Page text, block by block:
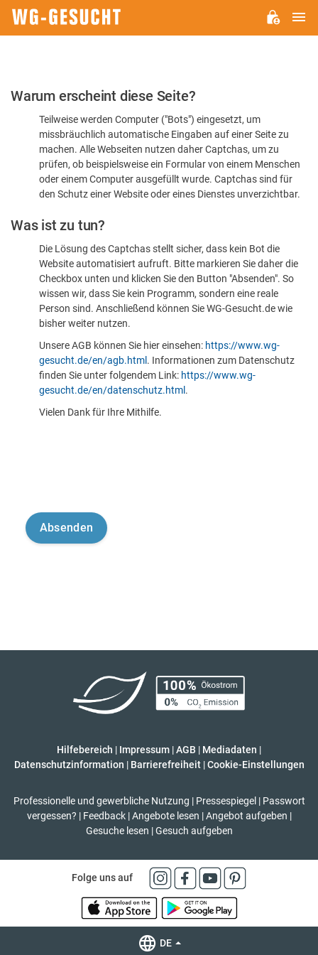
Bitte
dass
sind
Warum erscheint diese Seite?
Teilweise werden Computer ("Bots") eingesetzt, um
missbräuchlich automatische Eingaben auf einer Seite zu
machen. Alle Webseiten nutzen daher Captchas, um zu
prüfen, ob beispielsweise ein Formular von einem Menschen
oder einem Computer ausgefüllt wurde. Captchas sind für
den Schutz einer Website oder eines Dienstes unverzichtbar.
Was ist zu tun?
Die Lösung des Captchas stellt sicher, dass kein Bot die
Website automatisiert aufruft. Bitte markieren Sie daher die
Checkbox unten und klicken Sie den Button "Absenden". So
wissen wir, dass Sie kein Programm, sondern eine reale
Person sind. Anschließend können Sie WG-Gesucht.de wie
bisher weiter nutzen.
Unsere AGB können Sie hier einsehen: https://www.wg-
gesucht.de/en/agb.html . Informationen zum Datenschutz
finden Sie unter folgendem Link: https://www.wg-
gesucht.de/en/datenschutz.html .
Vielen Dank für Ihre Mithilfe.
Hilfebereich | Impressum |AGB | Mediadaten |
Datenschutzinformation | Barrierefreiheit | Cookie-Einstellungen
Professionelle und gewerbliche Nutzung | Pressespiegel | Passwort
vergessen? | Feedback | Angebote lesen | Angebot aufgeben |
Gesuche lesen | Gesuch aufgeben
Folge uns auf
DE